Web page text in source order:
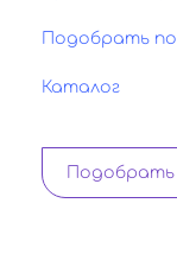
Подобрать
Каталог